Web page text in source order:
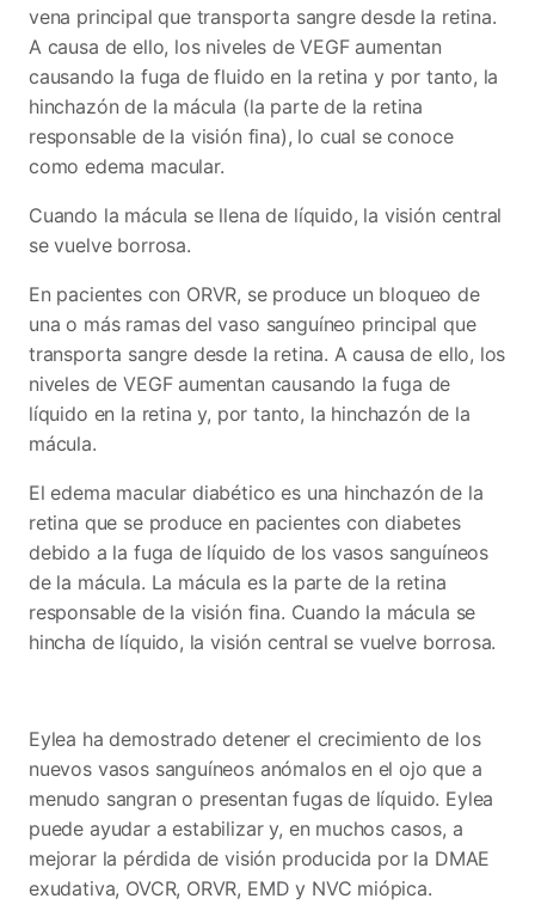
vena principal que transporta sangre desde la retina.
A causa de ello, los niveles de VEGF aumentan
causando la fuga de fluido en la retina y por tanto, la
hinchazón de la mácula (la parte de la retina
responsable de la visión fina), lo cual se conoce
como edema macular.
Cuando la mácula se llena de líquido, la visión central
se vuelve borrosa.
En pacientes con ORVR, se produce un bloqueo de
una o más ramas del vaso sanguíneo principal que
transporta sangre desde la retina. A causa de ello, los
niveles de VEGF aumentan causando la fuga de
líquido en la retina y, por tanto, la hinchazón de la
mácula.
El edema macular diabético es una hinchazón de la
retina que se produce en pacientes con diabetes
debido a la fuga de líquido de los vasos sanguíneos
de la mácula. La mácula es la parte de la retina
responsable de la visión fina. Cuando la mácula se
hincha de líquido, la visión central se vuelve borrosa.
Eylea ha demostrado detener el crecimiento de los
nuevos vasos sanguíneos anómalos en el ojo que a
menudo sangran o presentan fugas de líquido. Eylea
puede ayudar a estabilizar y, en muchos casos, a
mejorar la pérdida de visión producida por la DMAE
exudativa, OVCR, ORVR, EMD y NVC miópica.